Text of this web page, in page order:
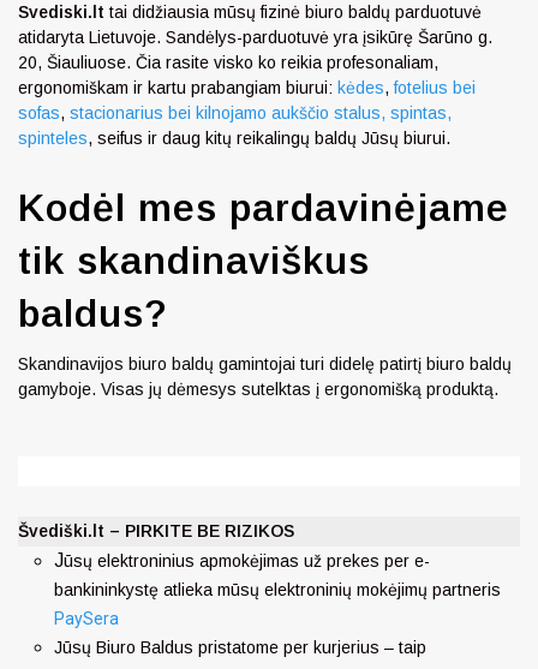
Svediski.lt tai didžiausia mūsų fizinė biuro baldų parduotuvė
atidaryta Lietuvoje. Sandėlys-parduotuvė yra įsikūrę Šarūno g.
20, Šiauliuose. Čia rasite visko ko reikia profesonaliam,
ergonomiškam ir kartu prabangiam biurui: kėdes,fotelius bei
sofas, stacionarius bei kilnojamo aukščio stalus, spintas,
spinteles, seifus ir daug kitų reikalingų baldų Jūsų biurui.
Kodėl mes pardavinėjame
tik skandinaviškus
baldus?
Skandinavijos biuro baldų gamintojai turi didelę patirtį biuro baldų
gamyboje. Visas jų dėmesys sutelktas į ergonomišką produktą.
Švediški.lt – PIRKITE BE RIZIKOS
Jūsų elektroninius apmokėjimas už prekes per e-
bankininkystę atlieka mūsų elektroninių mokėjimų partneris
PaySera
Jūsų Biuro Baldus pristatome per kurjerius – taip